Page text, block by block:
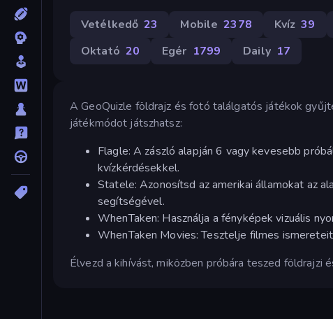
Vetélkedő 23 Mobile 2378 Kvíz 39
Oktató 20 Egér 1799 Daily 17
A GeoQuizle földrajz és fotó találgatós játékok
játékmódot játszhatsz:
Flagle: A zászló alapján 6 vagy kevesebb
kvízkérdésekkel.
Statele: Azonosítsd az amerikai államokat az
segítségével.
WhenTaken: Használja a fényképek vizuális
WhenTaken Movies: Tesztelje filmes
Élvezd a kihívást, miközben próbára teszed földrajzi